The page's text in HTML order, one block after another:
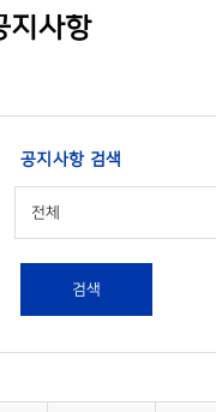
지사항
공지사항 검색
전체
검색